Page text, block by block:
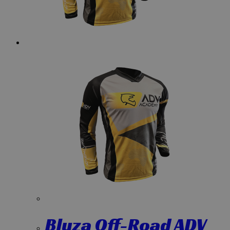
Bluza Off-Road ADV
Wydajność
podstawowych funkcji strony internetowej, takich jak
logowanie użytkownika i zarządzanie kontem. Bez
niezbędnych plików cookie nie można prawidłowo
korzystać ze strony internetowej.
Dostawca /
Domena
CookieScriptConsent
CookieScript
advacademy.pl